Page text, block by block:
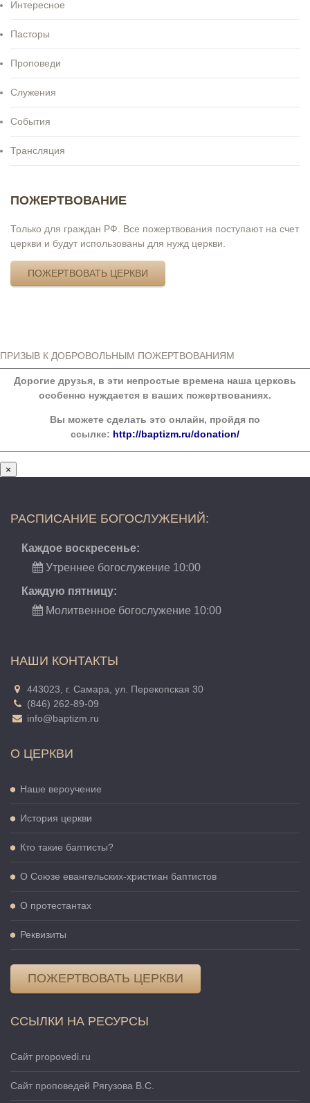
Интересное
Пасторы
Проповеди
Служения
События
Трансляция
ПОЖЕРТВОВАНИЕ
Только для граждан РФ. Все пожертвования поступают на счет
церкви и будут использованы для нужд церкви.
ПОЖЕРТВОВАТЬ ЦЕРКВИ
ПРИЗЫВ К ДОБРОВОЛЬНЫМ ПОЖЕРТВОВАНИЯМ
Дорогие друзья, в эти непростые времена наша церковь
особенно нуждается в ваших пожертвованиях.
Вы можете сделать это онлайн, пройдя по
ссылке: http://baptizm.ru/donation/
×
РАСПИСАНИЕ БОГОСЛУЖЕНИЙ:
Каждое воскресенье:
Утреннее богослужение 10:00
Каждую пятницу:
Молитвенное богослужение 10:00
НАШИ КОНТАКТЫ
443023, г. Самара, ул. Перекопская 30
(846) 262-89-09
info@baptizm.ru
О ЦЕРКВИ
Наше вероучение
История церкви
Кто такие баптисты?
О Cоюзе евангельских-христиан баптистов
О протестантах
Реквизиты
ПОЖЕРТВОВАТЬ ЦЕРКВИ
ССЫЛКИ НА РЕСУРСЫ
Сайт propovedi.ru
Сайт проповедей Рягузова В.С.